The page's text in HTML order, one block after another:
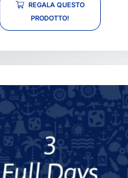
REGALA QUESTO
PRODOTTO!